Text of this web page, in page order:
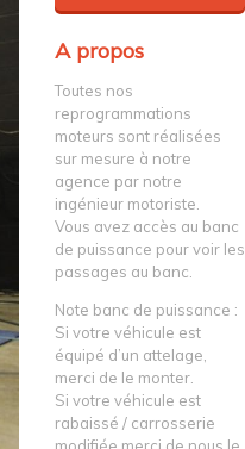
A propos
Toutes nos
reprogrammations
moteurs sont réalisées
sur mesure à notre
agence par notre
ingénieur motoriste.
Vous avez accès au banc
de puissance pour voir les
passages au banc.
Note banc de puissance :
Si votre véhicule est
équipé d’un attelage,
merci de le monter.
Si votre véhicule est
rabaissé / carrosserie